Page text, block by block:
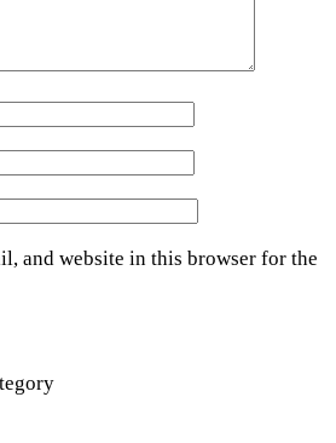
and website in this browser for the